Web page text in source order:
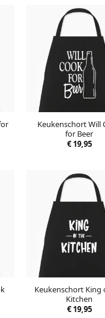
Keukenschort Will
for Beer
€19,95
Keukenschort King
Kitchen
€19,95